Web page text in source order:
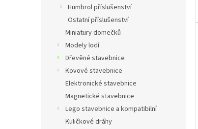
Humbrol příslušenství
Ostatní příslušenství
Miniatury domečků
Modely lodí
Dřevěné stavebnice
Kovové stavebnice
Elektronické stavebnice
Magnetické stavebnice
Lego stavebnice a kompatibilní
Kuličkové dráhy